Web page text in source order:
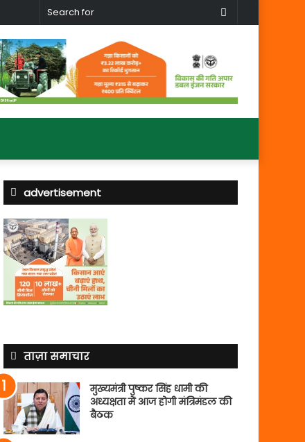
Search
advertisement
ताज़ा समाचार
मुख्यमंत्री पुष्कर सिंह धामी की
अध्यक्षता में आज होगी मंत्रिमंडल की
बैठक